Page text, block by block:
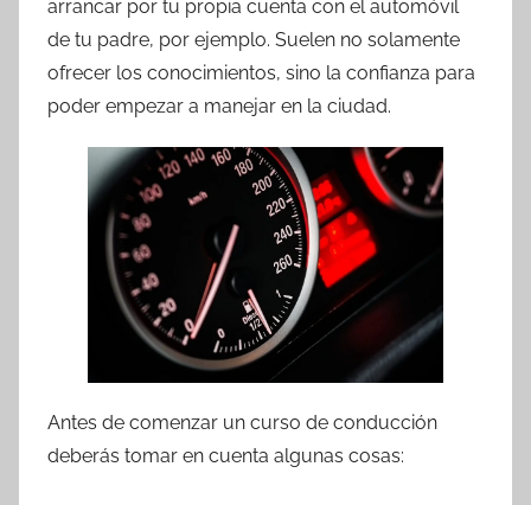
arrancar por tu propia cuenta con el automóvil
de tu padre, por ejemplo. Suelen no solamente
ofrecer los conocimientos, sino la confianza para
poder empezar a manejar en la ciudad.
Antes de comenzar un curso de conducción
deberás tomar en cuenta algunas cosas: